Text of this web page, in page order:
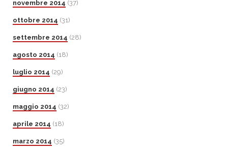
novembre 2014 (37)
ottobre 2014 (31)
settembre 2014 (28)
agosto 2014 (18)
luglio 2014 (29)
giugno 2014 (23)
maggio 2014 (32)
aprile 2014 (18)
marzo 2014 (35)